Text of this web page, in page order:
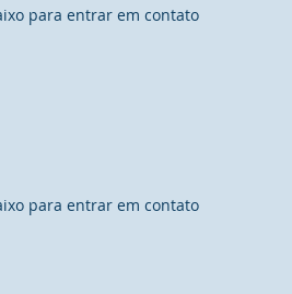
para entrar em contato
para entrar em contato